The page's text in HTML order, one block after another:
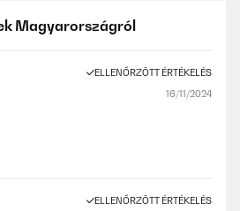
Magyarországról
ELLENŐRZÖTT ÉRTÉKELÉS
16/11/2024
ELLENŐRZÖTT ÉRTÉKELÉS